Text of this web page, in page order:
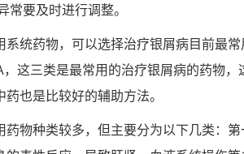
常要及时进行调整。
统药物，可以选择治疗银屑病目前最
这三类是最常用的治疗银屑病的药物
也是比较好的辅助方法。
药物种类较多，但主要分为以下几类：